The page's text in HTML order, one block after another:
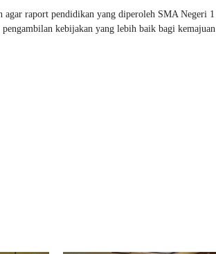
agar raport pendidikan yang diperoleh SMA Negeri 1
kebijakan yang lebih baik bagi kemajuan